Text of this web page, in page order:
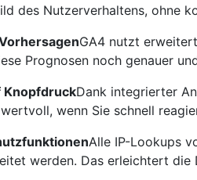
des Nutzer­verhaltens, ohne
GA4 nutzt
Prognosen noch genauer
KnopfdruckDank integrierter
wenn Sie schnell
Alle IP-Lookups
werden. Das erleichtert die